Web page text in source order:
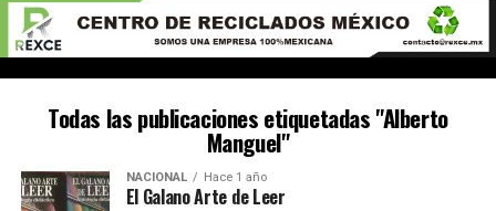
Todas las publicaciones etiquetadas "Alberto
Manguel"
NACIONAL Hace 1 año
El Galano Arte de Leer